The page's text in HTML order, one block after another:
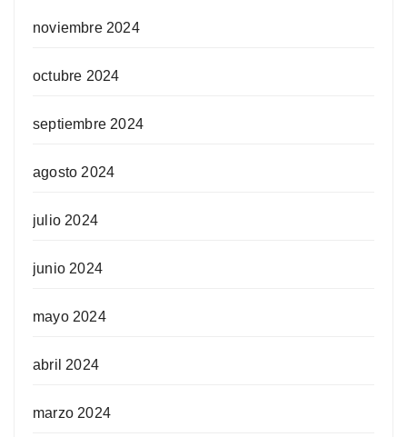
noviembre 2024
octubre 2024
septiembre 2024
agosto 2024
julio 2024
junio 2024
mayo 2024
abril 2024
marzo 2024